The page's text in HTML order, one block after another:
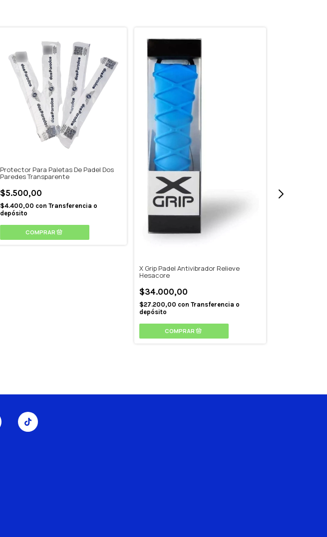
Protector Para Paletas De Padel Dos
Paredes Transparente
$5.500,00
$4.400,00 con Transferencia o
depósito
X Grip Padel Antivibrador Relieve
Hesacore
$34.000,00
$27.200,00 con Transferencia o
depósito